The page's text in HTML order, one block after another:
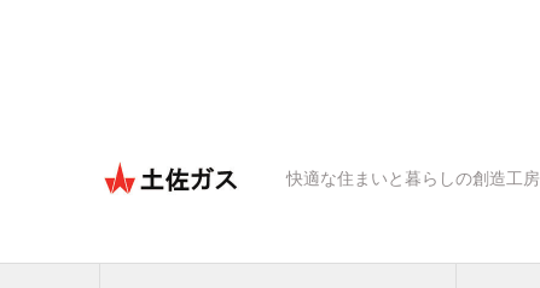
快適な住まいと暮らしの創造工房